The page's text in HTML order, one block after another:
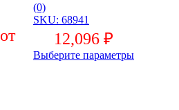
(0)
SKU: 68941
12,096 ₽
Выберите параметры